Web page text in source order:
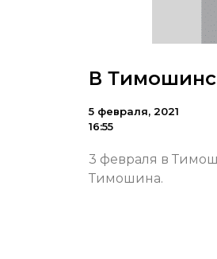
В
5 февраля, 2021
16:55
3 февраля в
Тимошина.